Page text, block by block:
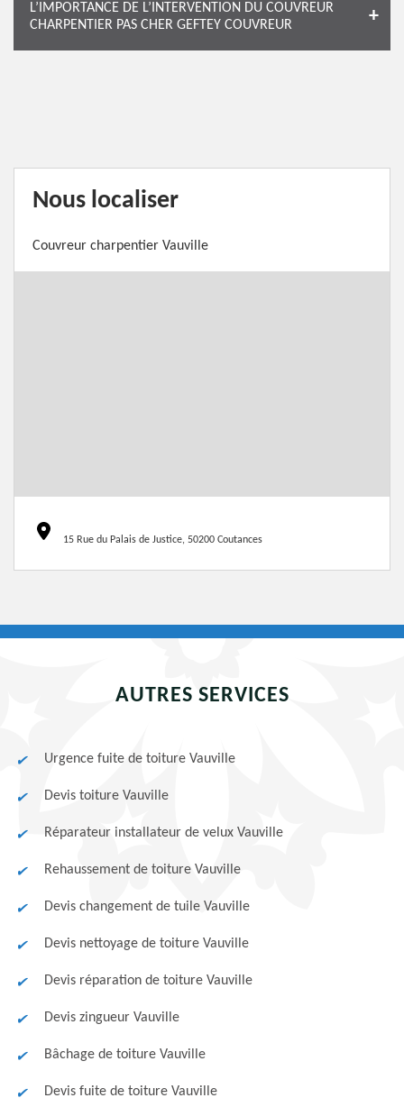
L’IMPORTANCE DE L’INTERVENTION DU COUVREUR
CHARPENTIER PAS CHER GEFTEY COUVREUR
Nous localiser
Couvreur charpentier Vauville
15 Rue du Palais de Justice, 50200 Coutances
AUTRES SERVICES
Urgence fuite de toiture Vauville
Devis toiture Vauville
Réparateur installateur de velux Vauville
Rehaussement de toiture Vauville
Devis changement de tuile Vauville
Devis nettoyage de toiture Vauville
Devis réparation de toiture Vauville
Devis zingueur Vauville
Bâchage de toiture Vauville
Devis fuite de toiture Vauville